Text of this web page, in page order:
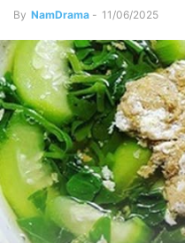
By NamDrama - 11/06/2025